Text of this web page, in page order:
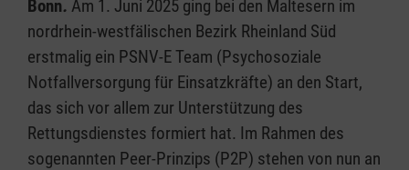
Bonn. Am 1. Juni 2025 ging bei den Maltesern im
nordrhein-westfälischen Bezirk Rheinland Süd
erstmalig ein PSNV-E Team (Psychosoziale
Notfallversorgung für Einsatzkräfte) an den Start,
das sich vor allem zur Unterstützung des
Rettungsdienstes formiert hat. Im Rahmen des
sogenannten Peer-Prinzips (P2P) stehen von nun an